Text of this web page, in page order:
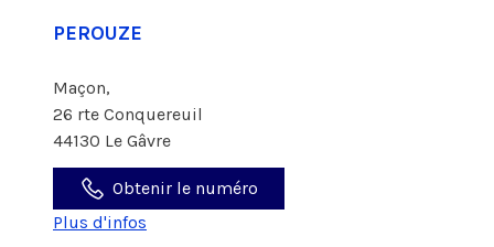
PEROUZE
Maçon,
26 rte Conquereuil
44130 Le Gâvre
Obtenir le numéro
Plus d'infos